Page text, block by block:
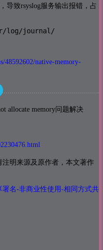
导致rsyslog服务输出报错，占
log/journal/
48592602/native-memory-
allocate memory问题解决
明来源及原作者，本文著作
署名-非商业性使用-相同方式共